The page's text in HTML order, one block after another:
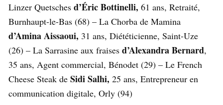
Linzer Quetsches d’Éric Bottinelli, 61 ans, Retraité,
Burnhaupt-le-Bas (68) – La Chorba de Mamina
d’Amina Aissaoui, 31 ans, Diététicienne, Saint-Uze
(26) – La Sarrasine aux fraises d’Alexandra Bernard,
35 ans, Agent commercial, Bénodet (29) – Le French
Cheese Steak de Sidi Salhi, 25 ans, Entrepreneur en
communication digitale, Orly (94)